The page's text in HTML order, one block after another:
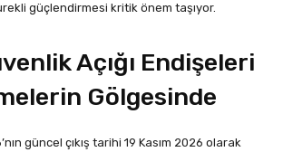
güçlendirmesi kritik önem taşıyor.
Açığı Endişeleri
Gölgesinde
güncel çıkış tarihi 19 Kasım 2026 olarak